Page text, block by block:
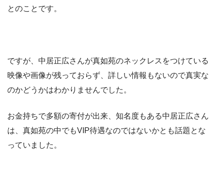
とのことです。
ですが、中居正広さんが真如苑のネックレスをつけている
映像や画像が残っておらず、詳しい情報もないので真実な
のかどうかはわかりませんでした。
お金持ちで多額の寄付が出来、知名度もある中居正広さん
は、真如苑の中でもVIP待遇なのではないかとも話題とな
っていました。